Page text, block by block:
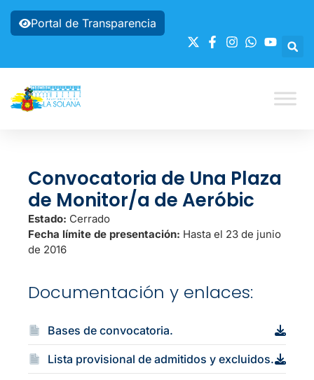
Portal de Transparencia
Convocatoria de Una Plaza
de Monitor/a de Aeróbic
Estado: Cerrado
Fecha límite de presentación: Hasta el 23 de junio
de 2016
Documentación y enlaces:
Bases de convocatoria.
Lista provisional de admitidos y excluidos.